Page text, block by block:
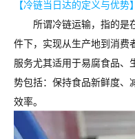
【冷链当日达的定义与优势】
所谓冷链运输，指的是
件下，实现从生产地到消费
服务尤其适用于易腐食品、
势包括：保持食品新鲜度、
效率。